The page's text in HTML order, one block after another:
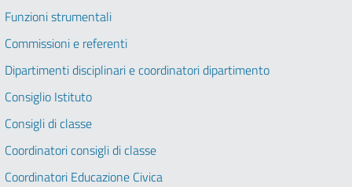
Funzioni strumentali
Commissioni e referenti
Dipartimenti disciplinari e coordinatori dipartimento
Consiglio Istituto
Consigli di classe
Coordinatori consigli di classe
Coordinatori Educazione Civica